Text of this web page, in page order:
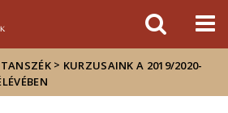
sajtóban
> KURZUSAINK A 2019/2020-